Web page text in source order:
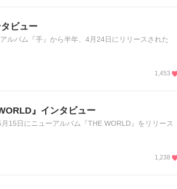
ビュー
ルバム『手』から半年、4月24日にリリースされた
1,453
』インタビュー
15日にニューアルバム『THE WORLD』をリリース
1,238